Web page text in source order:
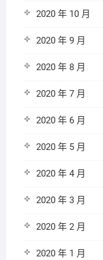
2020 年 10 月
2020 年 9 月
2020 年 8 月
2020 年 7 月
2020 年 6 月
2020 年 5 月
2020 年 4 月
2020 年 3 月
2020 年 2 月
2020 年 1 月